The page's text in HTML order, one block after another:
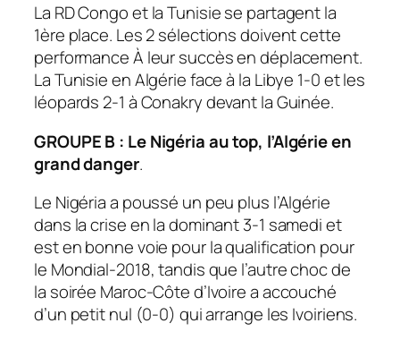
La RD Congo et la Tunisie se partagent la
1ère place. Les 2 sélections doivent cette
performance À leur succès en déplacement.
La Tunisie en Algérie face à la Libye 1-0 et les
léopards 2-1 à Conakry devant la Guinée.
GROUPE B : Le Nigéria au top, l’Algérie en
grand danger.
Le Nigéria a poussé un peu plus l’Algérie
dans la crise en la dominant 3-1 samedi et
est en bonne voie pour la qualification pour
le Mondial-2018, tandis que l’autre choc de
la soirée Maroc-Côte d’Ivoire a accouché
d’un petit nul (0-0) qui arrange les Ivoiriens.